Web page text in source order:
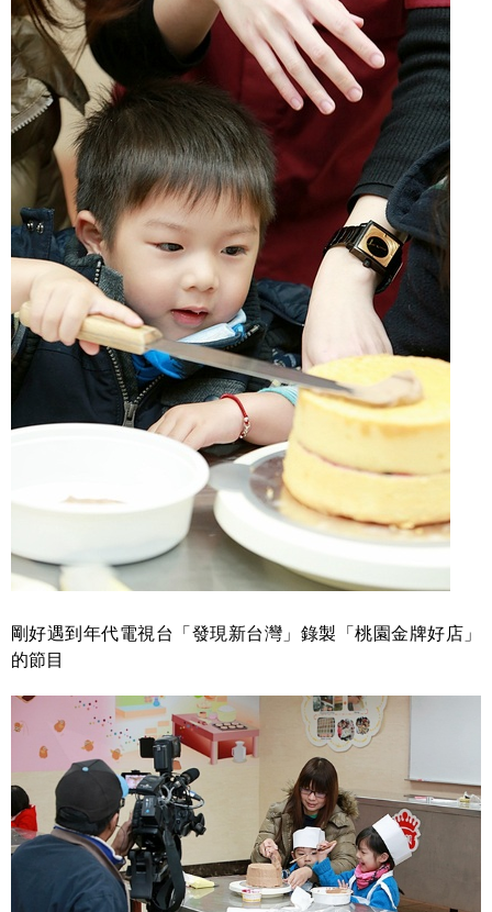
剛好遇到年代電視台「發現新台灣」錄製「桃園金牌好店」
的節目